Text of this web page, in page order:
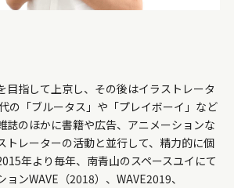
目指して上京し、その後はイラストレータ
の「ブルータス」や「プレイボーイ」など
誌のほかに書籍や広告、アニメーションな
トレーターの活動と並行して、精力的に個
年より毎年、南青山のスペースユイにて
ンWAVE（2018）、WAVE2019、